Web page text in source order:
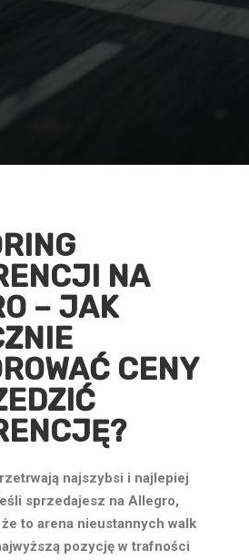
NA
– JAK
CENY
najszybsi i najlepiej
sprzedajesz na Allegro,
to arena nieustannych walk
pozycję w trafności